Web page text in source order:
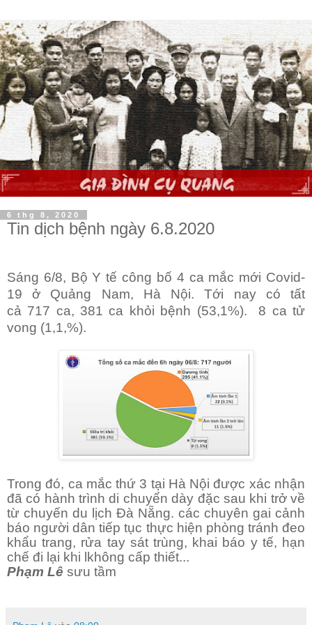
6 thg 8, 2020
Tin dịch bệnh ngày 6.8.2020
Sáng 6/8, Bộ Y tế công bố 4 ca mắc mới Covid-
19 ở Quảng Nam, Hà Nội. Tới nay có tất
cả 717 ca, 381ca khỏi bệnh (53,1%).
8 ca tử
vong (1,1,%).
Trong đó, ca mắc thứ 3 tại Hà Nội được xác nhận
đã có hành trình di chuyển dày đặc sau khi trở về
từ chuyến du lịch Đà Nẵng. các chuyên gai cảnh
báo người dân tiếp tục thực hiện phòng tránh đeo
khẩu trang, rửa tay sát trùng, khai báo y tế, hạn
chế đi lại khi lkhông cấp thiết...
Phạm Lê sưu tầm